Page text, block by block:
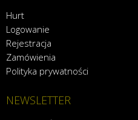
Hurt
Logowanie
Rejestracja
Zamówienia
Polityka prywatności
NEWSLETTER